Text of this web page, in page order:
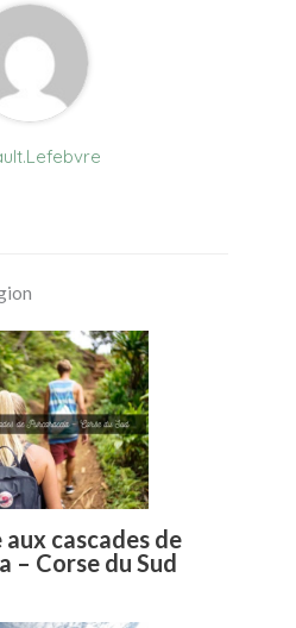
cascades de
– Corse du Sud